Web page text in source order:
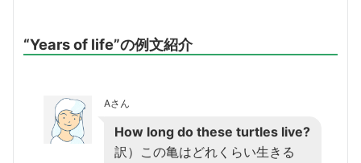
“Years of life”の例文紹介
Aさん
How long do these turtles live?
訳）この亀はどれくらい生きる